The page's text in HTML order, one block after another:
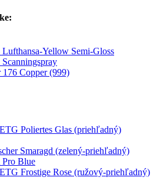
Yellow Semi-Gloss
Copper (999)
Poliertes Glas (priehľadný)
Smaragd (zelený-priehľadný)
Blue
Frostige Rose (ružový-priehľadný)